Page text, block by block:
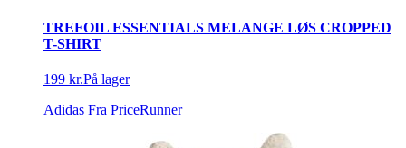
TREFOIL ESSENTIALS MELANGE LØS CROPPED
T-SHIRT
199 kr.På lager
Adidas Fra PriceRunner